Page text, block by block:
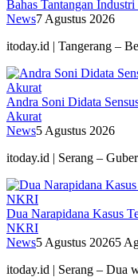
Bahas Tantangan
News7 Agustus 2026
itoday.id | Tangerang –
Andra Soni Didata
Akurat
News5 Agustus 2026
itoday.id | Serang –
Dua Narapidana Kasus
NKRI
News5 Agustus 20265
itoday.id | Serang – Dua